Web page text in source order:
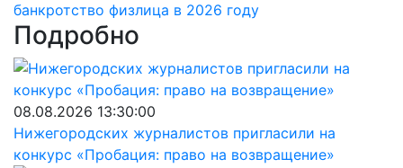
банкротство физлица в 2026 году
Подробно
08.08.2026 13:30:00
Нижегородских журналистов пригласили на
конкурс «Пробация: право на возвращение»